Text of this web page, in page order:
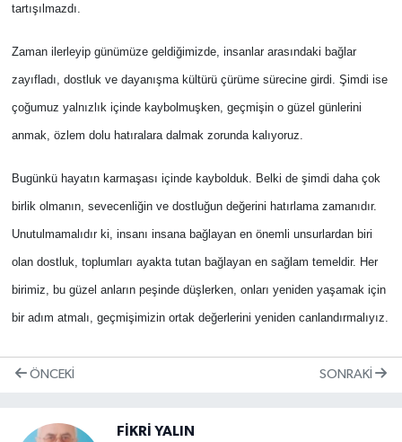
tartışılmazdı.
Zaman ilerleyip günümüze geldiğimizde, insanlar arasındaki bağlar
zayıfladı, dostluk ve dayanışma kültürü çürüme sürecine girdi. Şimdi ise
çoğumuz yalnızlık içinde kaybolmuşken, geçmişin o güzel günlerini
anmak, özlem dolu hatıralara dalmak zorunda kalıyoruz.
Bugünkü hayatın karmaşası içinde kaybolduk. Belki de şimdi daha çok
birlik olmanın, sevecenliğin ve dostluğun değerini hatırlama zamanıdır.
Unutulmamalıdır ki, insanı insana bağlayan en önemli unsurlardan biri
olan dostluk, toplumları ayakta tutan bağlayan en sağlam temeldir. Her
birimiz, bu güzel anların peşinde düşlerken, onları yeniden yaşamak için
bir adım atmalı, geçmişimizin ortak değerlerini yeniden canlandırmalıyız.
ÖNCEKI SONRAKI
FİKRİ YALIN